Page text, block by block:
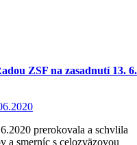
ZSF na zasadnutí 13. 6.
prerokovala a schvlila
a smerníc s celozväzovou